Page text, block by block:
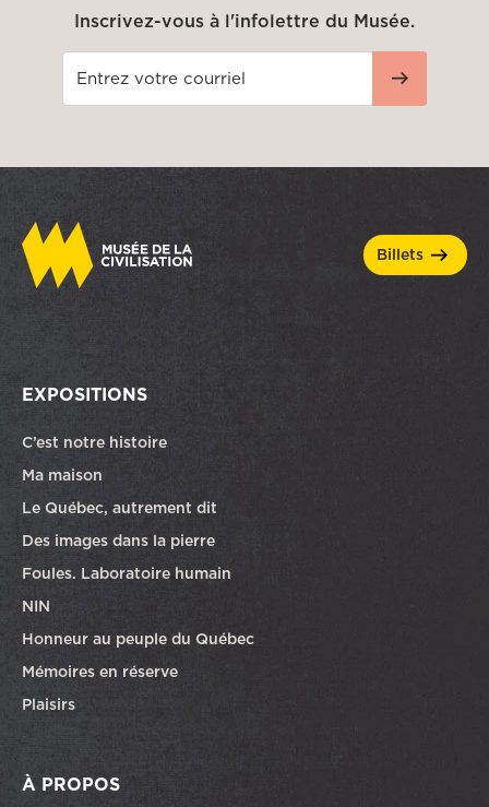
Inscrivez-vous à l'infolettre du Musée.
billets
EXPOSITIONS
C’est notre histoire
Ma maison
Le Québec, autrement dit
Des images dans la pierre
Foules. Laboratoire humain
NIN
Honneur au peuple du Québec
Mémoires en réserve
Plaisirs
À PROPOS